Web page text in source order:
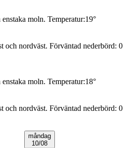
måndag
10/08